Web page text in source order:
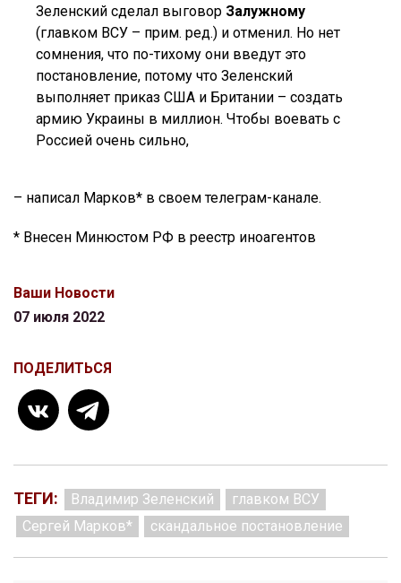
Зеленский сделал выговор Залужному
(главком ВСУ – прим. ред.) и отменил. Но нет
сомнения, что по-тихому они введут это
постановление, потому что Зеленский
выполняет приказ США и Британии – создать
армию Украины в миллион. Чтобы воевать с
Россией очень сильно,
– написал Марков* в своем телеграм-канале.
* Внесен Минюстом РФ в реестр иноагентов
Ваши Новости
07 июля 2022
ПОДЕЛИТЬСЯ
ТЕГИ: Владимир Зеленский
главком ВСУ
Сергей Марков*
скандальное постановление